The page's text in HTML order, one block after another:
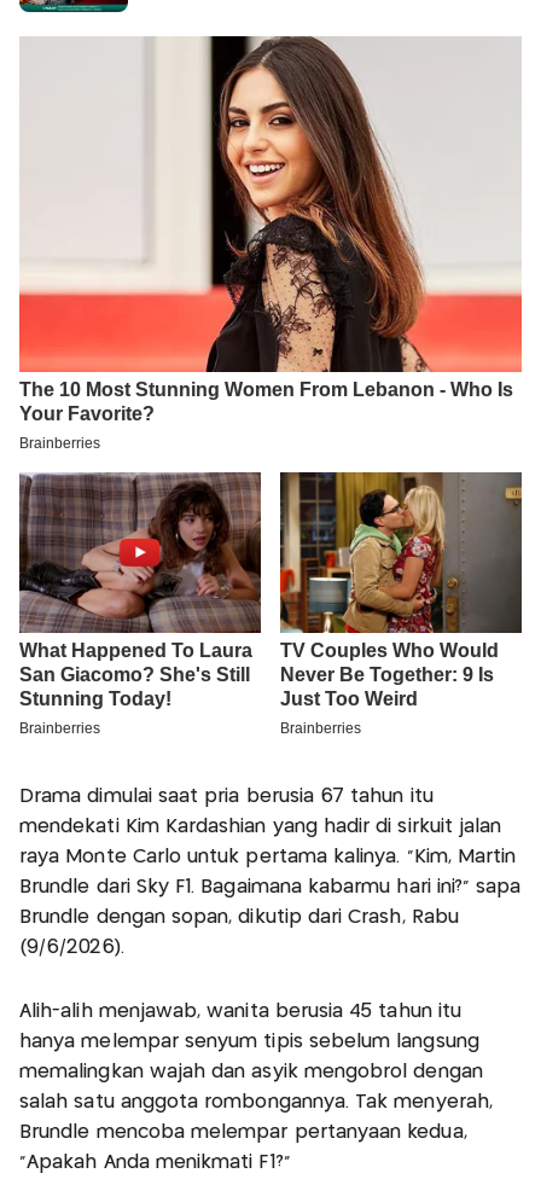
Drama dimulai saat pria berusia 67 tahun itu
mendekati Kim Kardashian yang hadir di sirkuit jalan
raya Monte Carlo untuk pertama kalinya. "Kim, Martin
Brundle dari Sky F1. Bagaimana kabarmu hari ini?" sapa
Brundle dengan sopan, dikutip dari Crash, Rabu
(9/6/2026).
Alih-alih menjawab, wanita berusia 45 tahun itu
hanya melempar senyum tipis sebelum langsung
memalingkan wajah dan asyik mengobrol dengan
salah satu anggota rombongannya. Tak menyerah,
Brundle mencoba melempar pertanyaan kedua,
"Apakah Anda menikmati F1?"